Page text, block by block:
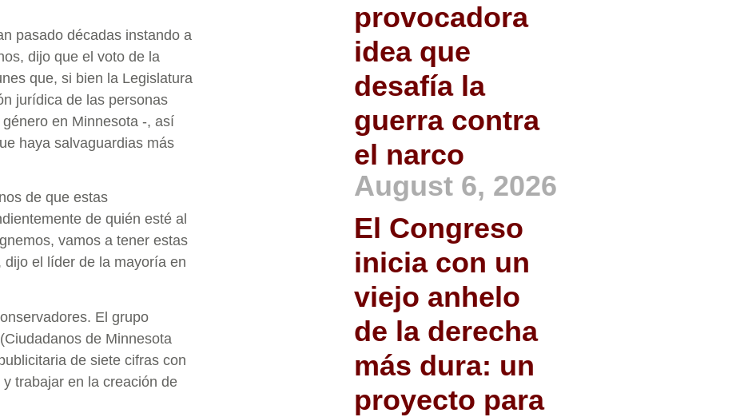
pasado décadas instando a
dijo que el voto de la
que, si bien la Legislatura
jurídica de las personas
en Minnesota -, así
haya salvaguardias más
de que estas
de quién esté al
vamos a tener estas
dijo el líder de la mayoría en
El grupo
de Minnesota
de siete cifras con
trabajar en la creación de
provocadora
idea que
desafía la
guerra contra
el narco
August 6, 2026
El Congreso
inicia con un
viejo anhelo
de la derecha
más dura: un
proyecto para